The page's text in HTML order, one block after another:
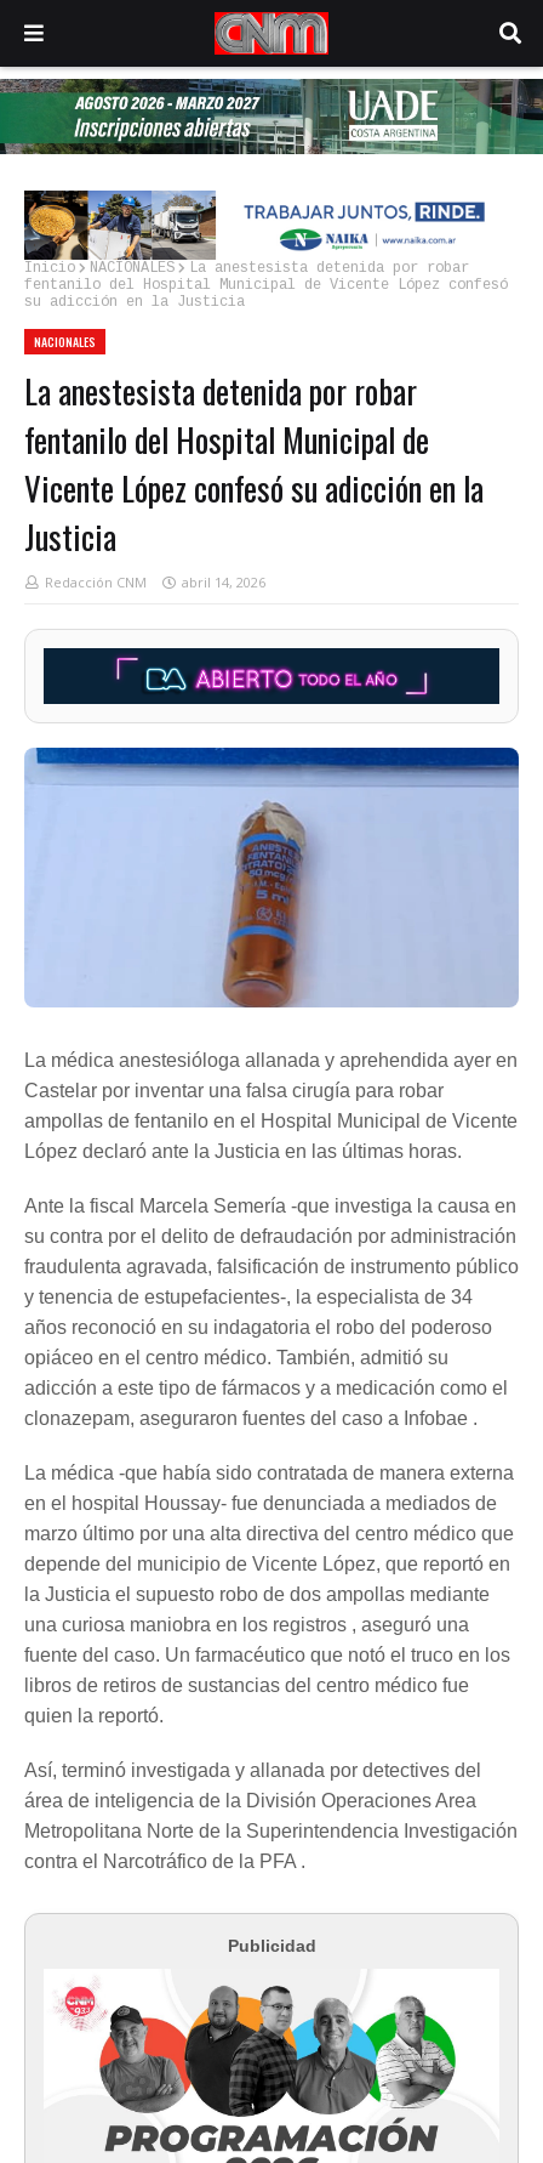
Inicio NACIONALES
La anestesista detenida por robar
fentanilo del Hospital Municipal de Vicente López confesó
su adicción en la Justicia
NACIONALES
La anestesista detenida por robar
fentanilo del Hospital Municipal de
Vicente López confesó su adicción en la
Justicia
Redacción CNM abril 14, 2026
La médica anestesióloga allanada y aprehendida ayer en
Castelar por inventar una falsa cirugía para robar
ampollas de fentanilo en el Hospital Municipal de Vicente
López declaró ante la Justicia en las últimas horas.
Ante la fiscal Marcela Semería -que investiga la causa en
su contra por el delito de defraudación por administración
fraudulenta agravada, falsificación de instrumento público
y tenencia de estupefacientes-, la especialista de 34
años reconoció en su indagatoria el robo del poderoso
opiáceo en el centro médico. También, admitió su
adicción a este tipo de fármacos y a medicación como el
clonazepam, aseguraron fuentes del caso a Infobae .
La médica -que había sido contratada de manera externa
en el hospital Houssay- fue denunciada a mediados de
marzo último por una alta directiva del centro médico que
depende del municipio de Vicente López, que reportó en
la Justicia el supuesto robo de dos ampollas mediante
una curiosa maniobra en los registros , aseguró una
fuente del caso. Un farmacéutico que notó el truco en los
libros de retiros de sustancias del centro médico fue
quien la reportó.
Así, terminó investigada y allanada por detectives del
área de inteligencia de la División Operaciones Area
Metropolitana Norte de la Superintendencia Investigación
contra el Narcotráfico de la PFA .
Publicidad